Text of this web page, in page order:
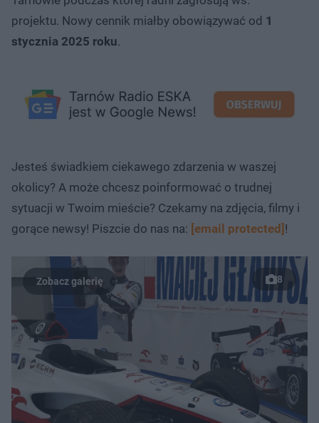
projektu. Nowy cennik miałby obowiązywać od 1
stycznia 2025 roku.
Jesteś świadkiem ciekawego zdarzenia w waszej
okolicy? A może chcesz poinformować o trudnej
sytuacji w Twoim mieście? Czekamy na zdjęcia, filmy i
gorące newsy! Piszcie do nas na: [email protected] !
8